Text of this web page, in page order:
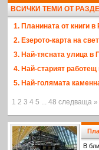
ВСИЧКИ ТЕМИ ОТ
1. Планината от книги в
2. Езерото-карта на
3. Най-тясната улица в
4. Най-старият
5. Най-голямата
1 2 3 4 5 ... 48 следваща »
В